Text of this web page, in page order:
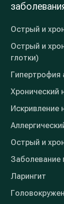
Острый и
Острый и
глотки)
Гипертрофия
Хронический
Искривление
Острый и
Заболевание
Ларингит